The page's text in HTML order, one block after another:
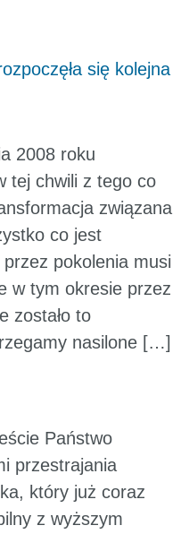
się kolejna
2008 roku
tej chwili z tego co
związana
co jest
pokolenia musi
w tym okresie przez
zostało to
nasilone […]
Państwo
przestrajania
który już coraz
z wyższym